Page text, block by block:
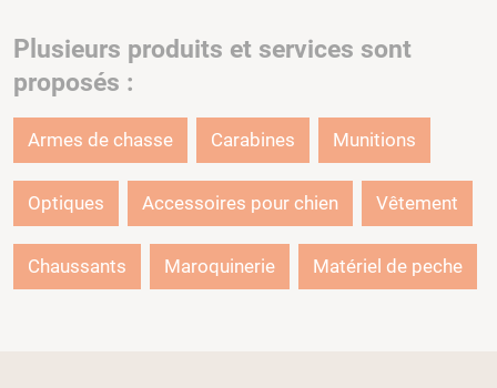
Plusieurs produits et services sont
proposés :
Armes de chasse Carabines Munitions
Optiques Accessoires pour chien Vêtement
Chaussants Maroquinerie Matériel de peche